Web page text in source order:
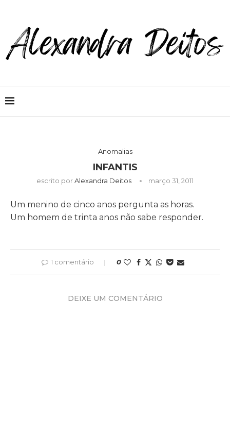
Anomalias
INFANTIS
escrito porAlexandra Deitos março 31, 2011
Um menino de cinco anos pergunta as horas.
Um homem de trinta anos não sabe responder.
1 comentário 0
DEIXE UM COMENTÁRIO